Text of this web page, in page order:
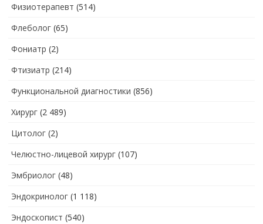
Физиотерапевт (514)
Флеболог (65)
Фониатр (2)
Фтизиатр (214)
Функциональной диагностики (856)
Хирург (2 489)
Цитолог (2)
Челюстно-лицевой хирург (107)
Эмбриолог (48)
Эндокринолог (1 118)
Эндоскопист (540)